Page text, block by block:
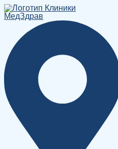
Перейти
к
содержимому